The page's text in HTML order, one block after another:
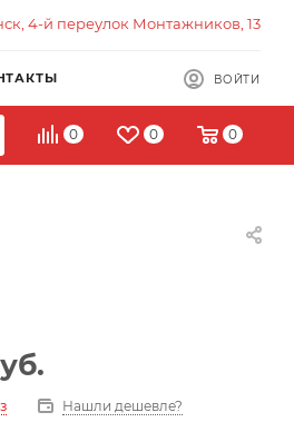
4-й переулок Монтажников, 13
ВОЙТИ
0 0 0
Нашли дешевле?